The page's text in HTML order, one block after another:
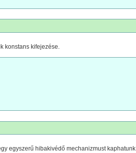
konstans kifejezése.
egyszerű hibakivédő mechanizmust